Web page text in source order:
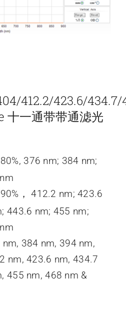
412.2/423.6/
一通带带通滤光
376 nm; 384 nm;
， 412.2 nm; 423.6
443.6 nm; 455 nm;
384 nm, 394 nm,
nm, 423.6 nm, 434.7
455 nm, 468 nm &